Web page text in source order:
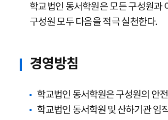
학교법인 동서학원은 모든 구성원과
구성원 모두 다음을 적극 실천한다.
경영방침
학교법인 동서학원은 구성원의 안
학교법인 동서학원 및 산하기관 임